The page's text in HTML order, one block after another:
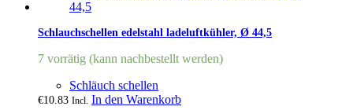
Schlauchschellen edelstahl ladeluftkühler, Ø 44,5
7 vorrätig (kann nachbestellt werden)
Schläuch schellen
€10.83 Incl. In den Warenkorb